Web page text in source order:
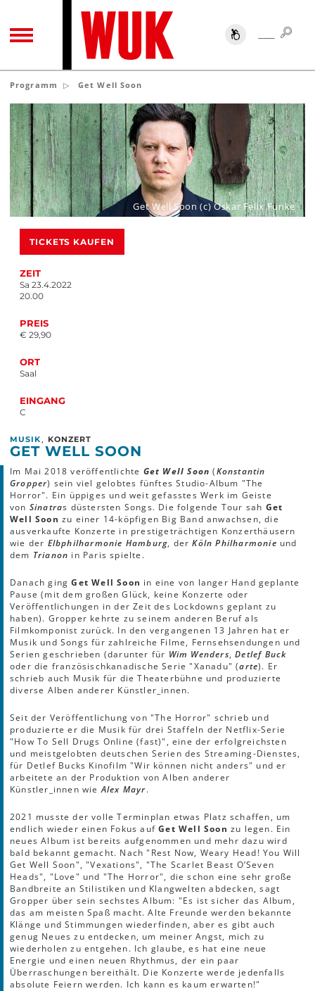
TOGGLE NAVIGATION SUCHE
Programm Get Well Soon
TICKETS KAUFEN
ZEIT
Sa 23.4.2022
20.00
PREIS
€ 29,90
ORT
Saal
EINGANG
C
Get Well Soon (c) Oskar Felix Funke
MUSIK , KONZERT
GET WELL SOON
Im Mai 2018 veröffentlichte Get Well Soon (Konstantin
Gropper) sein viel gelobtes fünftes Studio-Album "The
Horror". Ein üppiges und weit gefasstes Werk im Geiste
von Sinatras düstersten Songs. Die folgende Tour sah Get
Well Soon zu einer 14-köpfigen Big Band anwachsen, die
ausverkaufte Konzerte in prestigeträchtigen Konzerthäusern
wie der Elbphilharmonie Hamburg, derKöln Philharmonie und
dem Trianon in Paris spielte.
Danach gingGet Well Soon in eine von langer Hand geplante
Pause (mit dem großen Glück, keine Konzerte oder
Veröffentlichungen in der Zeit des Lockdowns geplant zu
haben). Gropper kehrte zu seinem anderen Beruf als
Filmkomponist zurück. In den vergangenen 13 Jahren hat er
Musik und Songs für zahlreiche Filme, Fernsehsendungen und
Serien geschrieben (darunter für Wim Wenders,Detlef Buck
oder die französischkanadische Serie "Xanadu" (arte). Er
schrieb auch Musik für die Theaterbühne und produzierte
diverse Alben anderer Künstler_innen.
Seit der Veröffentlichung von "The Horror" schrieb und
produzierte er die Musik für drei Staffeln der Netflix-Serie
"How To Sell Drugs Online (fast)", eine der erfolgreichsten
und meistgelobten deutschen Serien des Streaming-Dienstes,
für Detlef Bucks Kinofilm "Wir können nicht anders" und er
arbeitete an der Produktion von Alben anderer
Künstler_innen wieAlex Mayr.
2021 musste der volle Terminplan etwas Platz schaffen, um
endlich wieder einen Fokus aufGet Well Soon zu legen. Ein
neues Album ist bereits aufgenommen und mehr dazu wird
bald bekannt gemacht. Nach "Rest Now, Weary Head! You Will
Get Well Soon", "Vexations", "The Scarlet Beast O’Seven
Heads", "Love" und "The Horror", die schon eine sehr große
Bandbreite an Stilistiken und Klangwelten abdecken, sagt
Gropper über sein sechstes Album: "Es ist sicher das Album,
das am meisten Spaß macht. Alte Freunde werden bekannte
Klänge und Stimmungen wiederfinden, aber es gibt auch
genug Neues zu entdecken, um meiner Angst, mich zu
wiederholen zu entgehen. Ich glaube, es hat eine neue
Energie und einen neuen Rhythmus, der ein paar
Überraschungen bereithält. Die Konzerte werde jedenfalls
absolute Feiern werden. Ich kann es kaum erwarten!"